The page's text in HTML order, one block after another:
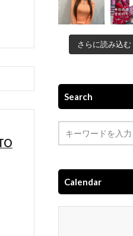
さらに読み込む
Search
Calendar